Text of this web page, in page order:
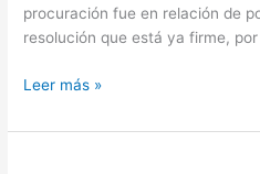
procuración fue en relación de
resolución que está ya firme, por
Leer más »